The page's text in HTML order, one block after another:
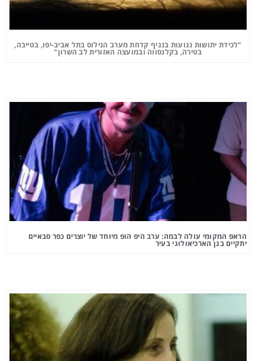
"לכידת יתושות נגועות בנגיף קדחת מערב הנילוס בתל אביב-יפו, בטייבה,
בטירה, בקלנסווה ובמועצה האזורית לב השרון"
הראפ המקומי עולה לבמה: ערב היפ הופ מיוחד של יוצרים כפר סבאיים
יתקיים בגן הארכיאולוגי בעיר